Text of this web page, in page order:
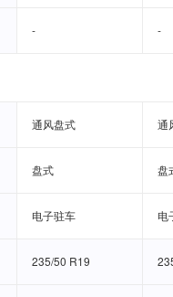
- -
通风盘式 通
盘式 盘
电子驻车 电
235/50 R19
- -
通风盘式 通
盘式 盘
电子驻车 电
235/50 R19